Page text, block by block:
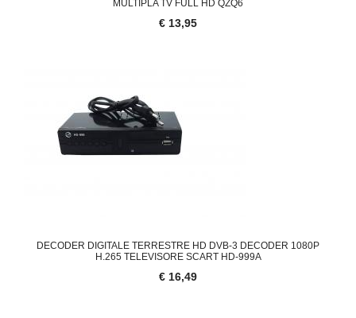
MULTIPLA TV FULL HD QZQ6
€ 13,95
DECODER DIGITALE TERRESTRE HD DVB-3 DECODER 1080P
H.265 TELEVISORE SCART HD-999A
€ 16,49